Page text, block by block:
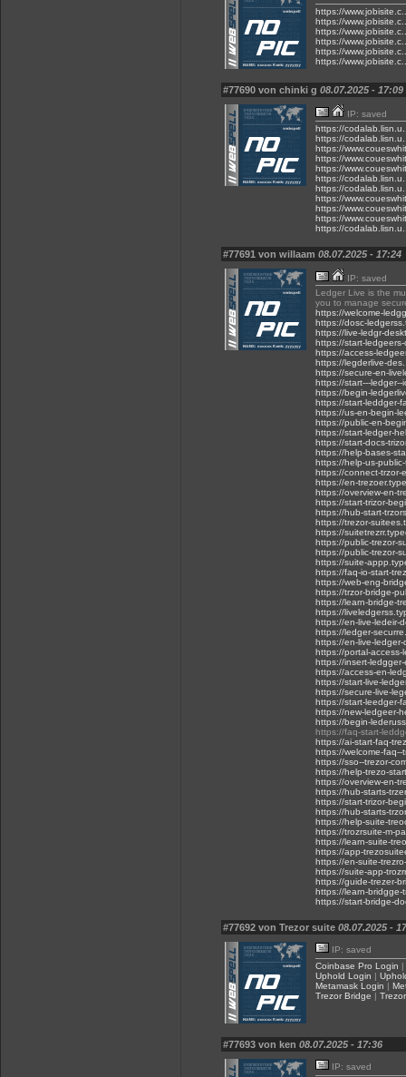
https://
https://
https://
https://
https://
https://
#77690 von chinki g 08.07.2025 - 17:09
IP: saved
https://
https://
https://
https://
https://
https://
https://
https://
https://
https://
https://
#77691 von willaam 08.07.2025 - 17:24
IP: saved
Ledger Live is the
you to manage
https://welcome-
https://dosc-
https://live-ledgr-
https://start-
https://access-
https://legderlive-
https://secure-en-
https://start---
https://begin-
https://start-leddger-
https://us-en-begin-
https://public-en-
https://start-ledger-
https://start-docs-
https://help-bases-
https://help-us-
https://connect-trzor-
https://en-
https://overview-en-
https://start-trizor-
https://hub-start-
https://trezor-
https://
https://public-trezor-
https://public-trezor-
https://suite-
https://faq-io-start-
https://web-eng-
https://trzor-bridge-
https://learn-bridge-
https://
https://en-live-ledeir-
https://ledger-
https://en-live-
https://portal-access-
https://insert-
https://access-en-
https://start-live-
https://secure-live-
https://start-leedger-
https://new-ledgeer-
https://begin-
https://faq-start-
https://ai-start-faq-
https://welcome-faq--
https://sso--trezor-
https://help-trezo-
https://overview-en-
https://hub-starts-
https://start-trizor-
https://hub-starts-
https://help-suite-
https://trozrsuite-m-
https://learn-suite-
https://app-
https://en-suite-
https://suite-app-
https://guide-trezer-
https://learn-bridgge-
https://start-bridge-
#77692 von Trezor suite 08.07.2025 -
IP: saved
Coinbase Pro Login |
Uphold Login |
Metamask Login |
Trezor Bridge |
#77693 von ken 08.07.2025 - 17:36
IP: saved